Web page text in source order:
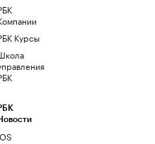
Курсы